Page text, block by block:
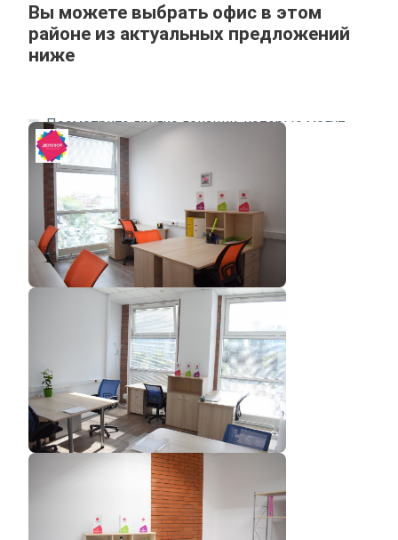
Вы можете выбрать офис в этом
районе из актуальных предложений
ниже
Посмотрите другие локации, которые могут
подходить под ваш запрос